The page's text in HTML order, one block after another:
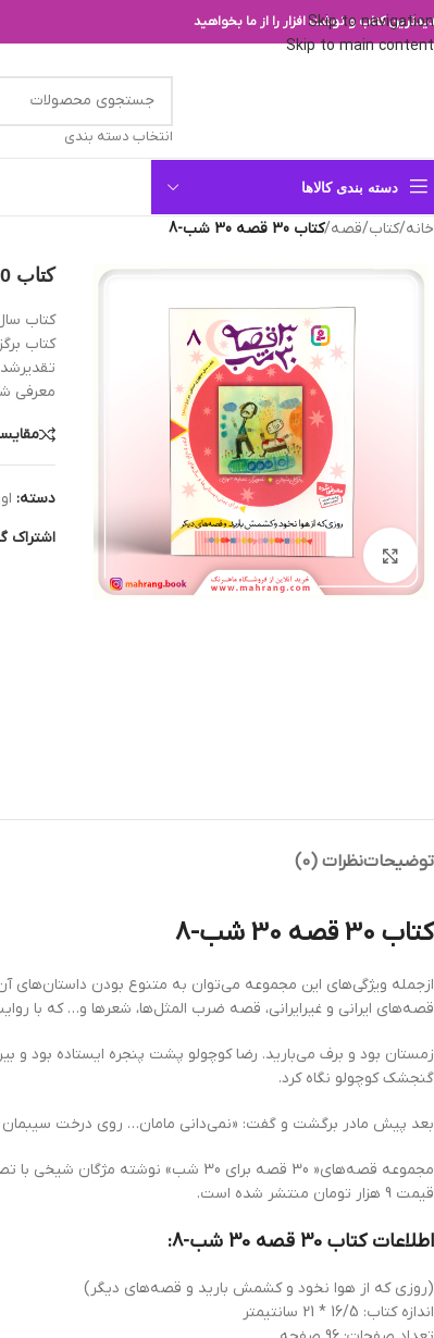
Skip to navigation
Skip to main content
کتاب و نوشت افزار را از ما بخواهید
انتخاب دسته بندی
دسته بندی کالاها
خانه/کتاب/قصه/کتاب 30 قصه 30 شب-8
بزرگنمایی تصویر
کتاب 30 قصه 30 شب-8
کتاب سال
کتاب
معرفی
دسته:
اشتراک
توضیحاتنظرات (0)
کتاب 30 قصه 30 شب-8
ازجمله ویژگی‌های این مجموعه می‌توان به متنوع بودن داستان‌های
قصه‌های ایرانی و غیرایرانی، قصه ضرب المثل‌ها، شعرها و… که با
زمستان بود و برف می‌بارید. رضا کوچولو پشت پنجره ایستاده بود
گنجشک کوچولو نگاه کرد.
بعد پیش مادر برگشت و گفت: «نمی‌دانی مامان… روی درخت
قیمت 9 هزار تومان منتشر شده است
.
اطلاعات کتاب 30 قصه 30 شب-8:
(روزی که از هوا نخود و کشمش بارید و قصه‌های دیگر)
اندازه کتاب: 16/5 * 21 سانتیمتر